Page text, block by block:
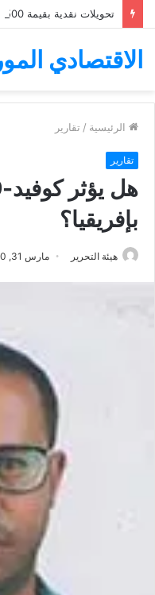
تحويلات نقدية بقيمة 500 مليون قديمة أوقية لصالح سكان كنكوصة
الاقتصادي
الرئيسية / تقارير
تقارير
بإفريقيا؟
هيئة التحرير مارس 31, 2020